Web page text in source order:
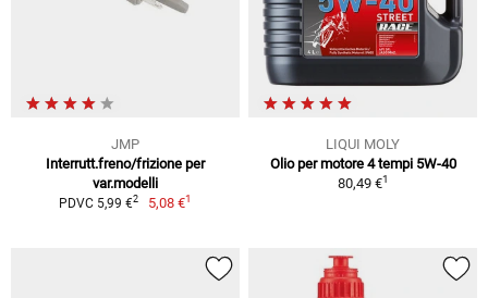
JMP
Interrutt.freno/frizione per
var.modelli
PDVC 5,99 €2 5,08 €1
LIQUI MOLY
Olio per motore 4 tempi 5W-40
80,49 €1